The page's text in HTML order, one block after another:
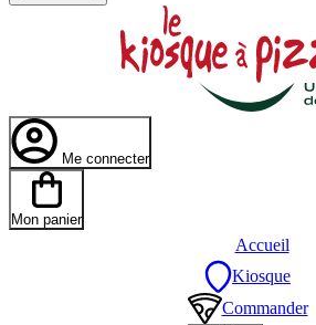
Me connecter
Mon panier
Accueil
Kiosque
Commander